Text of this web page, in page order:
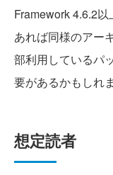
Framework 4.6.2
あれば同様のアー
部利用しているパ
要があるかもしれ
想定読者